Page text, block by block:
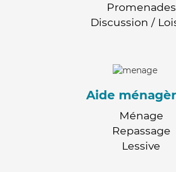
Promenades
Discussion /
Aide
Ménage
Repassage
Lessive